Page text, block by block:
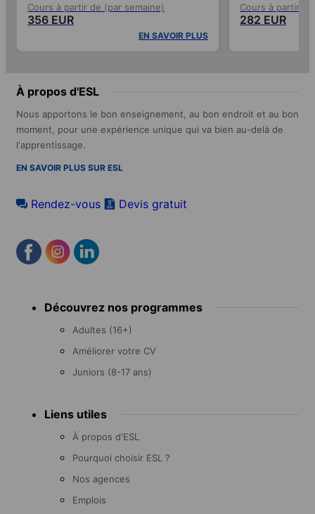
Cours à partir de (par semaine)
356 EUR
EN SAVOIR PLUS
Cours à partir
282 EUR
À propos d'ESL
Nous apportons le bon enseignement, au bon endroit et au bon
moment, pour une expérience unique qui va bien au-delà de
l'apprentissage.
EN SAVOIR PLUS SUR ESL
Rendez-vous Devis gratuit
menu Découvrez nos programmes
Adultes (16+)
Améliorer votre CV
Juniors (8-17 ans)
Liens utiles
À propos d'ESL
Pourquoi choisir ESL ?
Nos agences
Emplois